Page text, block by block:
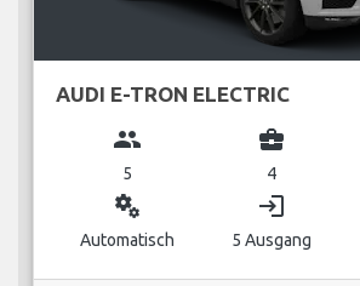
AUDI E-TRON ELECTRIC
group
5
business_center
4
miscellaneous_services
Automatisch
login
5 Ausgang